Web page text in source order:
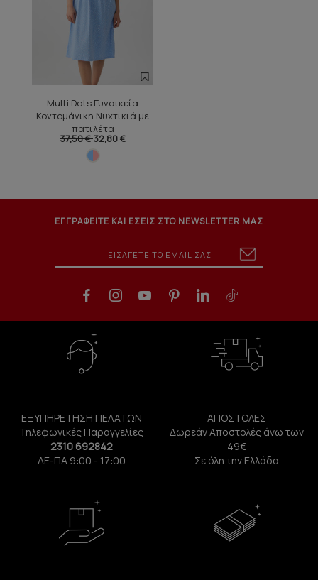
Multi Dots Γυναικεία
Κοντομάνικη Νυχτικιά με
πατιλέτα
37,50 €32,80 €
ΕΓΓΡΑΦΕΙΤΕ ΚΑΙ ΕΣΕΙΣ ΣΤΟ NEWSLETTER ΜΑΣ
ΕΞΥΠΗΡΕΤΗΣΗ ΠΕΛΑΤΩΝ
Τηλεφωνικές Παραγγελίες
2310 692842
ΔΕ-ΠΑ 9:00 - 17:00
ΑΠΟΣΤΟΛΕΣ
Δωρεάν Αποστολές άνω των
49€
Σε όλη την Ελλάδα